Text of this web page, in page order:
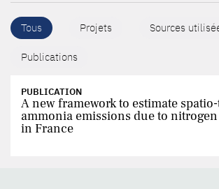
Tous Projets Sources
Publications
PUBLICATION
A new framework to estimate
ammonia emissions due to
in France